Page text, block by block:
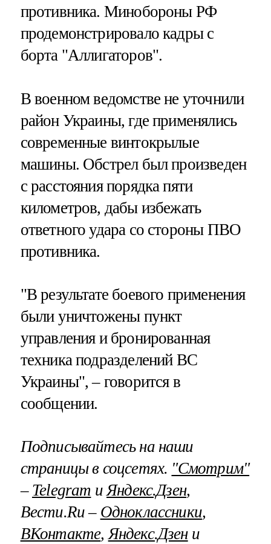
противника. Минобороны РФ
продемонстрировало кадры с
борта "Аллигаторов".
В военном ведомстве не уточнили
район Украины, где применялись
современные винтокрылые
машины. Обстрел был произведен
с расстояния порядка пяти
километров, дабы избежать
ответного удара со стороны ПВО
противника.
"В результате боевого применения
были уничтожены пункт
управления и бронированная
техника подразделений ВС
Украины", – говорится в
сообщении.
Подписывайтесь на наши
страницы в соцсетях. "Смотрим"
– Telegram и Яндекс.Дзен,
Вести.Ru – Одноклассники,
ВКонтакте, Яндекс.Дзени